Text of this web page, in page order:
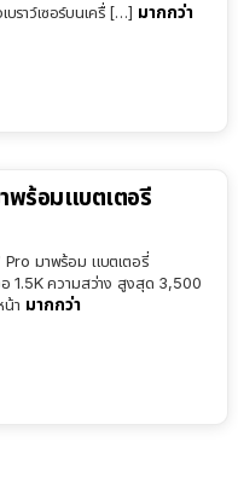
ราว์เซอร์บนเครื่ […] มากกว่า
พร้อมแบตเตอรี่
มาพร้อม แบตเตอรี่
1.5K ความสว่าง สูงสุด 3,500
น้า มากกว่า